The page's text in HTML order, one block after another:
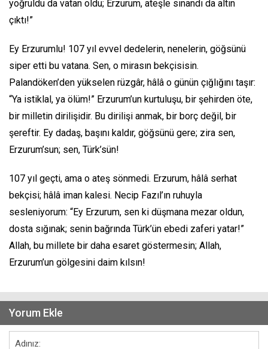
yoğruldu da vatan oldu; Erzurum, ateşle sınandı da altın
çıktı!”
Ey Erzurumlu! 107 yıl evvel dedelerin, nenelerin, göğsünü
siper etti bu vatana. Sen, o mirasın bekçisisin.
Palandöken’den yükselen rüzgâr, hâlâ o günün çığlığını taşır:
“Ya istiklal, ya ölüm!” Erzurum’un kurtuluşu, bir şehirden öte,
bir milletin dirilişidir. Bu dirilişi anmak, bir borç değil, bir
şereftir. Ey dadaş, başını kaldır, göğsünü gere; zira sen,
Erzurum’sun; sen, Türk’sün!
107 yıl geçti, ama o ateş sönmedi. Erzurum, hâlâ serhat
bekçisi; hâlâ iman kalesi. Necip Fazıl’ın ruhuyla
sesleniyorum: “Ey Erzurum, sen ki düşmana mezar oldun,
dosta sığınak; senin bağrında Türk’ün ebedi zaferi yatar!”
Allah, bu millete bir daha esaret göstermesin; Allah,
Erzurum’un gölgesini daim kılsın!
Yorum Ekle